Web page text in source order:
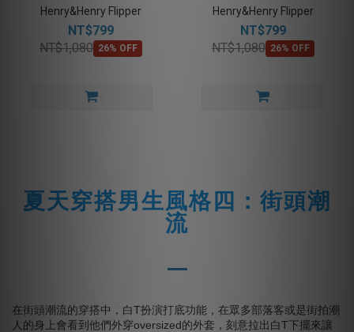
Henry&Henry Flipper
NT$799
NT$1,080 26% OFF
Henry&Henry Flipper
NT$799
NT$1,080 26% OFF
夏天穿搭男生風格四：街頭潮
流
在街頭潮流的穿搭中，白T扮演打底功能，在眾多部落客或是街拍潮
人的身上會看到他們外穿oversized的外套，刻意拉出白T下擺來讓